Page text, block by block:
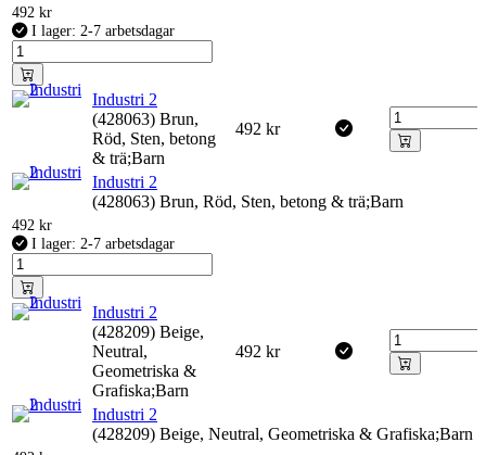
492 kr
I lager: 2-7 arbetsdagar
Industri 2
(428063) Brun,
Röd, Sten, betong
& trä;Barn
492 kr
Industri 2
(428063) Brun, Röd, Sten, betong & trä;Barn
492 kr
I lager: 2-7 arbetsdagar
Industri 2
(428209) Beige,
Neutral,
Geometriska &
Grafiska;Barn
492 kr
Industri 2
(428209) Beige, Neutral, Geometriska & Grafiska;Barn